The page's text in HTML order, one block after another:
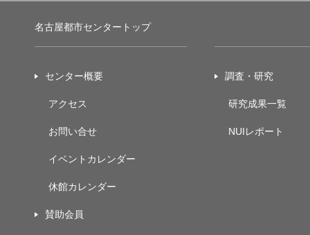
名古屋都市センタートップ
センター概要
アクセス
お問い合せ
イベントカレンダー
休館カレンダー
賛助会員
調査・研究
研究成果一覧
NUIレポート